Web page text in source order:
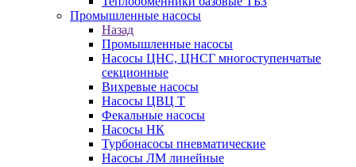
Промышленные насосы
Назад
Промышленные насосы
Насосы ЦНС, ЦНСГ многоступенчатые
секционные
Вихревые насосы
Насосы ЦВЦ Т
Фекальные насосы
Насосы НК
Турбонасосы пневматические
Насосы ЛМ линейные